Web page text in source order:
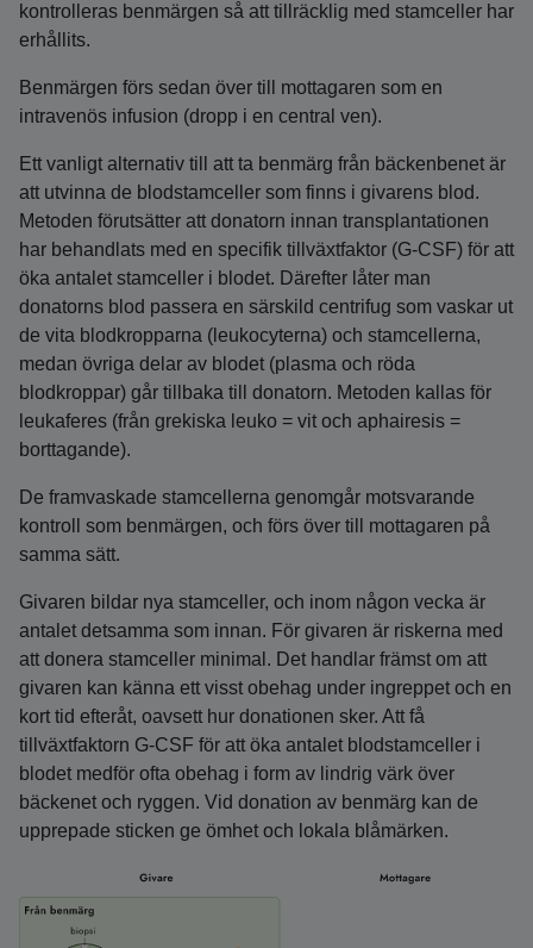
kontrolleras benmärgen så att tillräcklig med stamceller har
erhållits.
Benmärgen förs sedan över till mottagaren som en
intravenös infusion (dropp i en central ven).
Ett vanligt alternativ till att ta benmärg från bäckenbenet är
att utvinna de blodstamceller som finns i givarens blod.
Metoden förutsätter att donatorn innan transplantationen
har behandlats med en specifik tillväxtfaktor (G-CSF) för att
öka antalet stamceller i blodet. Därefter låter man
donatorns blod passera en särskild centrifug som vaskar ut
de vita blodkropparna (leukocyterna) och stamcellerna,
medan övriga delar av blodet (plasma och röda
blodkroppar) går tillbaka till donatorn. Metoden kallas för
leukaferes (från grekiska leuko = vit och aphairesis =
borttagande).
De framvaskade stamcellerna genomgår motsvarande
kontroll som benmärgen, och förs över till mottagaren på
samma sätt.
Givaren bildar nya stamceller, och inom någon vecka är
antalet detsamma som innan. För givaren är riskerna med
att donera stamceller minimal. Det handlar främst om att
givaren kan känna ett visst obehag under ingreppet och en
kort tid efteråt, oavsett hur donationen sker. Att få
tillväxtfaktorn G-CSF för att öka antalet blodstamceller i
blodet medför ofta obehag i form av lindrig värk över
bäckenet och ryggen. Vid donation av benmärg kan de
upprepade sticken ge ömhet och lokala blåmärken.